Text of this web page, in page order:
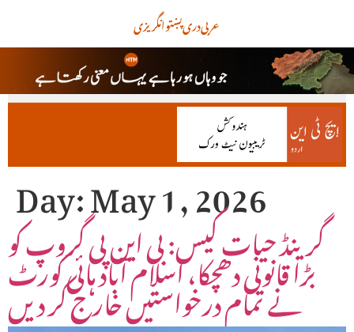
انگریزیپښتودریعربی
Day:May 1, 2026
گرینڈ حیات کیس: بی این پی گروپ کو
بڑا قانونی دھچکا، اسلام آباد ہائی کورٹ
نے تمام درخواستیں خارج کر دیں